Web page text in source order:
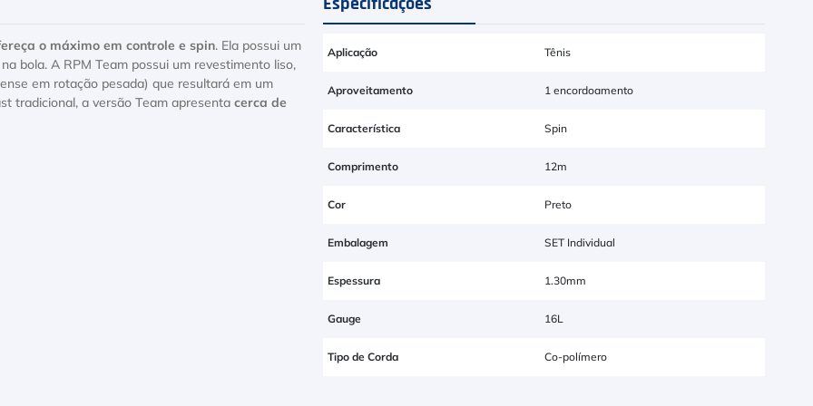
o máximo em controle e spin. Ela possui um
bola. A RPM Team possui um revestimento liso,
em rotação pesada) que resultará em um
tradicional, a versão Team apresenta cerca de
Especificações
Aplicação Tênis
Aproveitamento 1 encordoamento
Característica Spin
Comprimento 12m
Cor Preto
Embalagem SET Individual
Espessura 1.30mm
Gauge 16L
Tipo de Corda Co-polímero